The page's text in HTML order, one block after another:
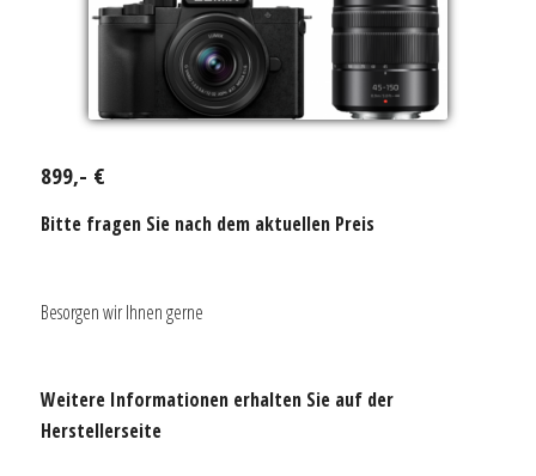
899,- €
Bitte fragen Sie nach dem aktuellen Preis
Besorgen wir Ihnen gerne
Weitere Informationen erhalten Sie auf der
Herstellerseite